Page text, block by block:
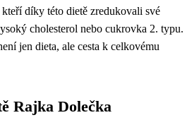
díky této dietě zredukovali své
cholesterol nebo cukrovka 2. typu.
jen dieta, ale cesta k celkovému
Rajka Dolečka